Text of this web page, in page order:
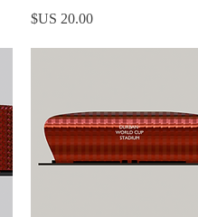
السعر